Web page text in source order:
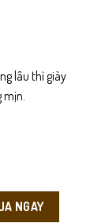
lâu thì giày
mịn.
NGAY